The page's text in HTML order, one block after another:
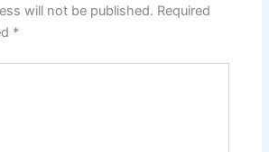
will not be published. Required
*